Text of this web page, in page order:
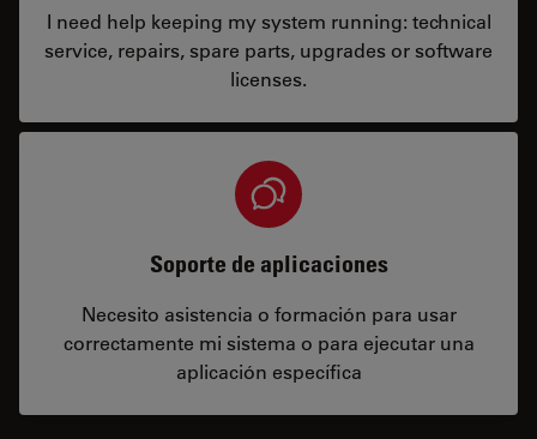
I need help keeping my system running: technical
service, repairs, spare parts, upgrades or software
licenses.
Soporte de aplicaciones
Necesito asistencia o formación para usar
correctamente mi sistema o para ejecutar una
aplicación específica